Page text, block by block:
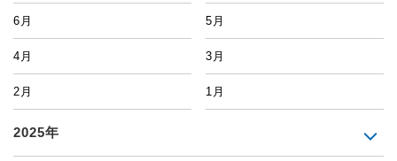
6月 5月
4月 3月
2月 1月
2025年